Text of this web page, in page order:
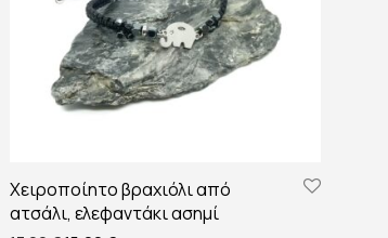
Χειροποίητο βραχιόλι από
ατσάλι, ελεφαντάκι ασημί